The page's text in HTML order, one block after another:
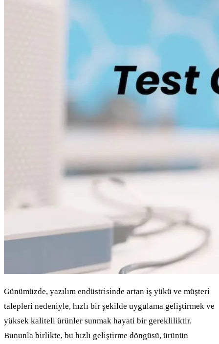
Günümüzde, yazılım endüstrisinde artan iş yükü ve müşteri
talepleri nedeniyle, hızlı bir şekilde uygulama geliştirmek ve
yüksek kaliteli ürünler sunmak hayati bir gerekliliktir.
Bununla birlikte, bu hızlı geliştirme döngüsü, ürünün